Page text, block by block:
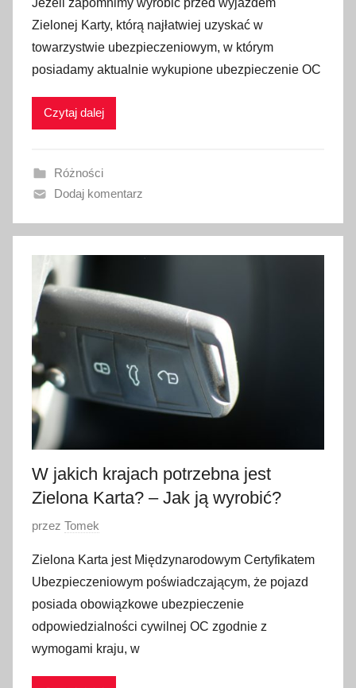
u
b
l
i
w
n
o
9
g
d
n
i
2
0
1
Zielonej Karty, którą najłatwiej uzyskać w
towarzystwie ubezpieczeniowym, w którym
posiadamy aktualnie wykupione ubezpieczenie OC
Czytaj dalej
Różności
Dodaj komentarz
W jakich krajach potrzebna jest
Zielona Karta? – Jak ją wyrobić?
O
u
b
l
i
k
przez Tomek
Zielona Karta jest Międzynarodowym Certyfikatem
Ubezpieczeniowym poświadczającym, że pojazd
posiada obowiązkowe ubezpieczenie
odpowiedzialności cywilnej OC zgodnie z
wymogami kraju, w